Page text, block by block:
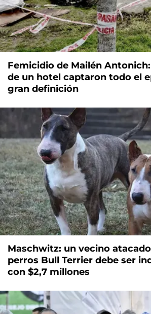
Femicidio de Mailén
de un hotel captaron todo el
gran definición
Maschwitz: un vecino
perros Bull Terrier debe ser
con $2,7 millones